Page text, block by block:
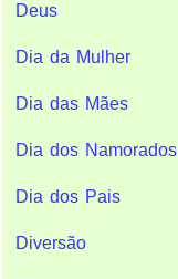
Deus
Dia da Mulher
Dia das Mães
Dia dos Namorados
Dia dos Pais
Diversão